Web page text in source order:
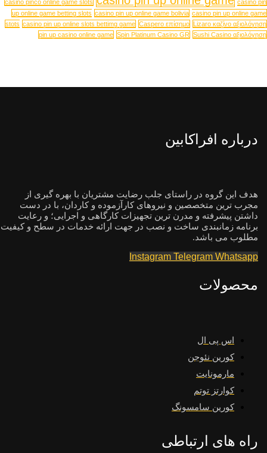
casino pinco online game slots
casino pin
up online game betting slots casino pin up online game bolivia casino pin up online game
stots casino pin up online slots bettimg game Caspero επίσημο Lizaro καζίνο αξιολόγηση
pin up casino online game Spin Platinum Casino GR Sushi Casino αξιολόγηση
درباره افراکابین
هدف این گروه در راستای جلب رضایت مشتریان با بهره گیری از
مجرب ترین متخصصین و نیروهای کارآزموده و کاردان، با در دست
داشتن پیشرفته و مدرن ترین تجهیزات کارگاهی و اجرایی؛ و رعایت
برنامه زمانبندی ساخت و نصب در جهت ارائه خدمات در سطح و کیفیت
مطلوب می باشد.
Instagram Telegram Whatsapp
محصولات
اس پی ال
کورین نئوجن
مارمونایت
کوارتز توتم
کورین سامسونگ
راه های ارتباطی